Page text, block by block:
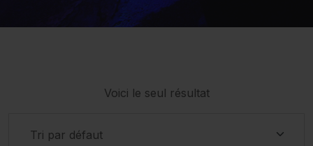
Voici le seul résultat